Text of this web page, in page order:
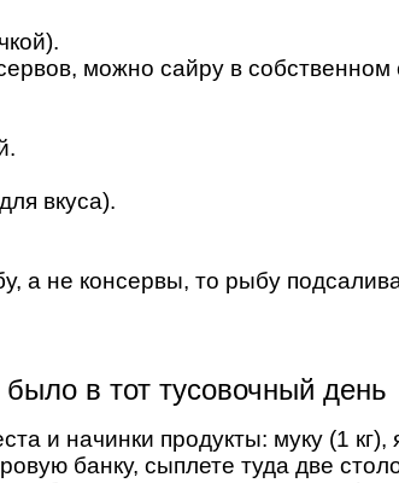
можно сайру в собственном
вкуса).
а не консервы, то рыбу
в тот тусовочный день
и начинки продукты: муку (1
банку, сыплете туда две